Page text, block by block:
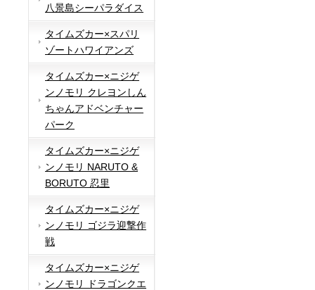
八景島シーパラダイス
タイムズカー×スパリ
ゾートハワイアンズ
タイムズカー×ニジゲ
ンノモリ クレヨンしん
ちゃんアドベンチャー
パーク
タイムズカー×ニジゲ
ンノモリ NARUTO &
BORUTO 忍里
タイムズカー×ニジゲ
ンノモリ ゴジラ迎撃作
戦
タイムズカー×ニジゲ
ンノモリ ドラゴンクエ